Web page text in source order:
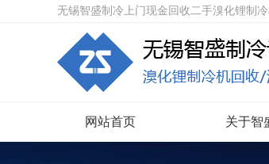
无锡智盛制冷上门现金回收二手溴化锂制
网站首页 关于智